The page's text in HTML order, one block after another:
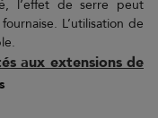
l’effet de serre peut
L’utilisation de
aux extensions de